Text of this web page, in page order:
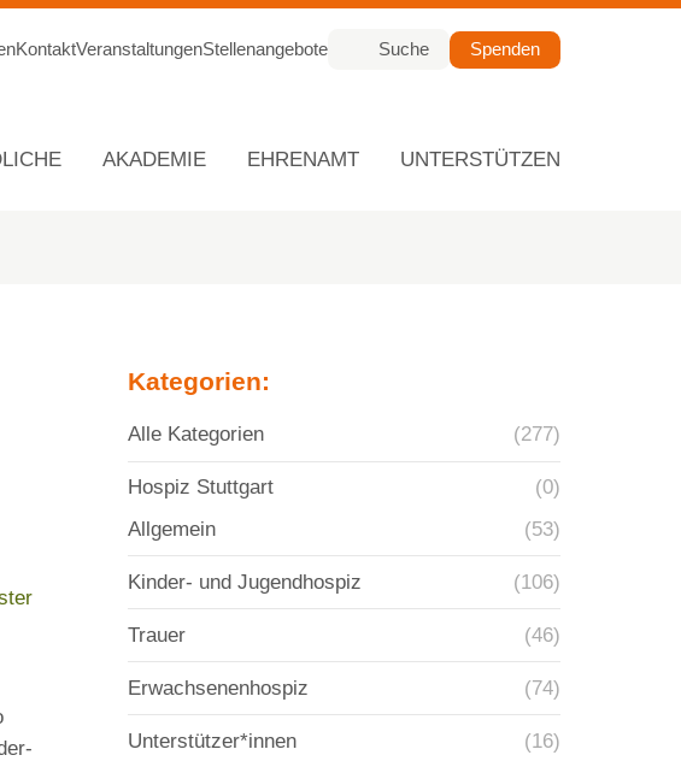
KontaktVeranstaltungenStellenangebote Suche Spenden
AKADEMIE EHRENAMT UNTERSTÜTZEN
Kategorien:
Alle Kategorien (277)
Hospiz Stuttgart
(0)
Allgemein
(53)
Kinder- und Jugendhospiz (106)
Trauer (46)
Erwachsenenhospiz (74)
Unterstützer*innen (16)